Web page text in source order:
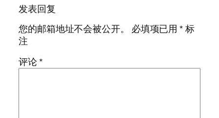
发表回复
您的邮箱地址不会被公开。
必填项已用*标
注
评论*